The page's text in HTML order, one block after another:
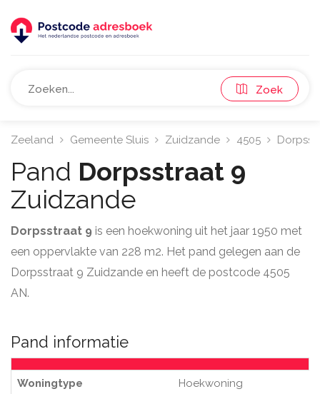
Zoek
Zeeland Gemeente Sluis Zuidzande 4505
Pand Dorpsstraat 9
Zuidzande
Dorpsstraat 9 is een hoekwoning uit het jaar 1950 met
een oppervlakte van 228 m2. Het pand gelegen aan de
Dorpsstraat 9 Zuidzande en heeft de postcode 4505
AN.
Pand informatie
Woningtype Hoekwoning